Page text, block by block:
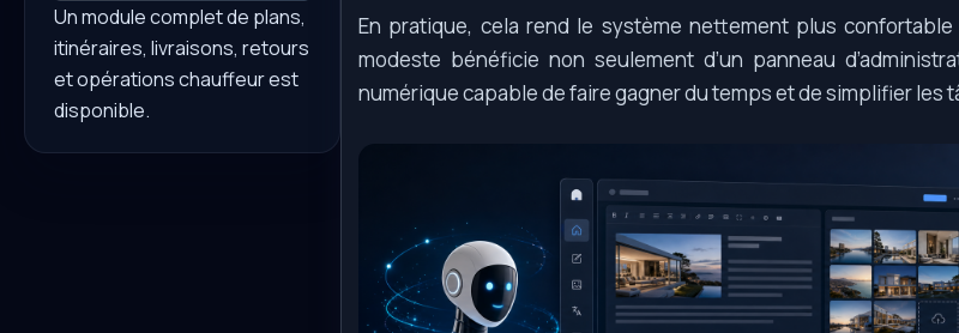
Un module complet de plans,
itinéraires, livraisons, retours
et opérations chauffeur est
disponible.
En pratique, cela rend le système nettement plus
modeste bénéficie non seulement d’un panneau
numérique capable de faire gagner du temps et de simplifier les